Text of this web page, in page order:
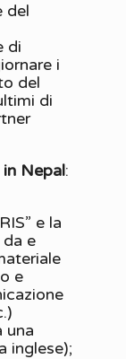
del
di
i
del
di
Nepal:
e la
e
e
una
inglese);